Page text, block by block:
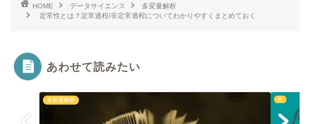
HOME データサイエンス
多変量解析
定常性とは？定常過程/非定常過程についてわかりやすくまとめておく
あわせて読みたい
多変量解析 R